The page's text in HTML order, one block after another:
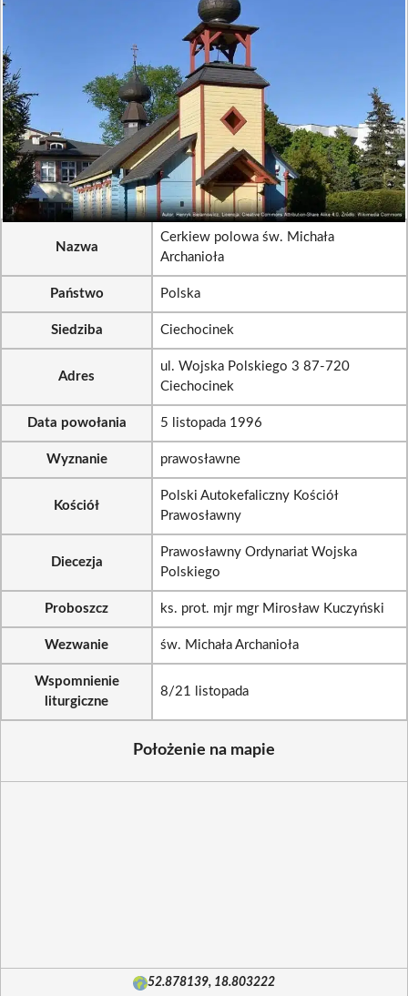
Nazwa
Cerkiew polowa św. Michała
Archanioła
Państwo Polska
Siedziba Ciechocinek
Adres
ul. Wojska Polskiego 3 87-720
Ciechocinek
Data powołania 5 listopada 1996
Wyznanie prawosławne
Kościół
Polski Autokefaliczny Kościół
Prawosławny
Diecezja
Prawosławny Ordynariat Wojska
Polskiego
Proboszcz ks. prot. mjr mgr Mirosław Kuczyński
Wezwanie św. Michała Archanioła
Wspomnienie
liturgiczne
8/21 listopada
Położenie na mapie
52.878139, 18.803222